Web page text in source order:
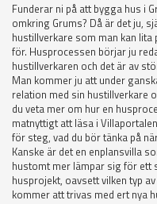
Funderar ni på att bygga hus i
omkring Grums? Då är det ju,
hustillverkare som man kan
för. Husprocessen börjar ju
hustillverkaren och det är av
Man kommer ju att under
relation med sin hustillverkare
du veta mer om hur en
matnyttigt att läsa i
för steg, vad du bör tänka på
Kanske är det en enplansvilla
hustomt mer lämpar sig för ett
husprojekt, oavsett vilken typ
kommer att trivas med ert nya